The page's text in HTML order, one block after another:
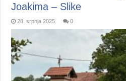
Joakima – Slike
28. srpnja 2025. 0